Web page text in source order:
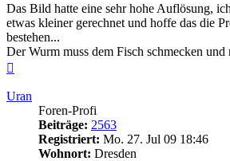
Das Bild hatte eine sehr hohe Auflösung,
etwas kleiner gerechnet und hoffe das die
bestehen...
Der Wurm muss dem Fisch schmecken
Uran
Foren-Profi
Beiträge: 2563
Registriert: Mo. 27. Jul 09 18:46
Wohnort: Dresden